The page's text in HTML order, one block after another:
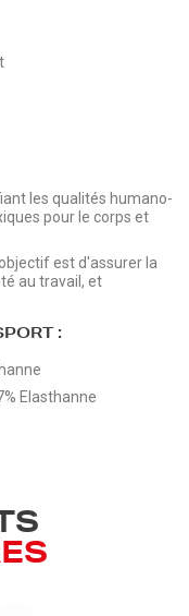
les qualités humano-
pour le corps et
est d'assurer la
au travail, et
:
Elasthanne